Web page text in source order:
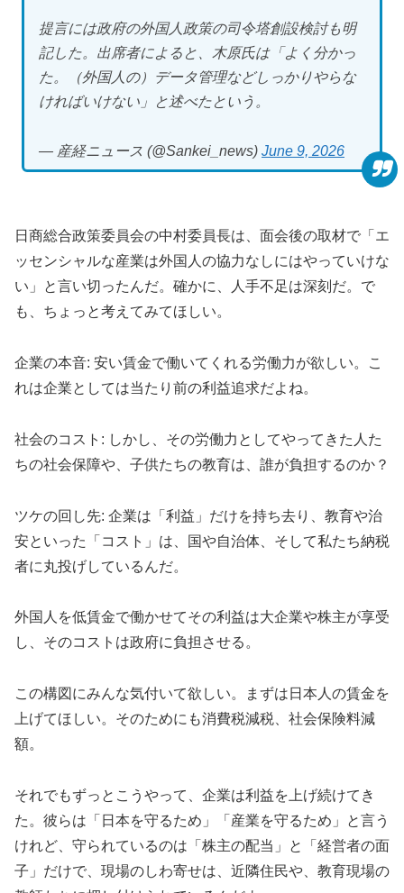
提言には政府の外国人政策の司令塔創設検討も明
記した。出席者によると、木原氏は「よく分かっ
た。（外国人の）データ管理などしっかりやらな
ければいけない」と述べたという。
— 産経ニュース (@Sankei_news) June 9, 2026
日商総合政策委員会の中村委員長は、面会後の取材で「エ
ッセンシャルな産業は外国人の協力なしにはやっていけな
い」と言い切ったんだ。確かに、人手不足は深刻だ。で
も、ちょっと考えてみてほしい。
企業の本音: 安い賃金で働いてくれる労働力が欲しい。こ
れは企業としては当たり前の利益追求だよね。
社会のコスト: しかし、その労働力としてやってきた人た
ちの社会保障や、子供たちの教育は、誰が負担するのか？
ツケの回し先: 企業は「利益」だけを持ち去り、教育や治
安といった「コスト」は、国や自治体、そして私たち納税
者に丸投げしているんだ。
外国人を低賃金で働かせてその利益は大企業や株主が享受
し、そのコストは政府に負担させる。
この構図にみんな気付いて欲しい。まずは日本人の賃金を
上げてほしい。そのためにも消費税減税、社会保険料減
額。
それでもずっとこうやって、企業は利益を上げ続けてき
た。彼らは「日本を守るため」「産業を守るため」と言う
けれど、守られているのは「株主の配当」と「経営者の面
子」だけで、現場のしわ寄せは、近隣住民や、教育現場の